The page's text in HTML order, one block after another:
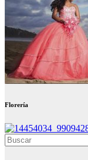
Florería